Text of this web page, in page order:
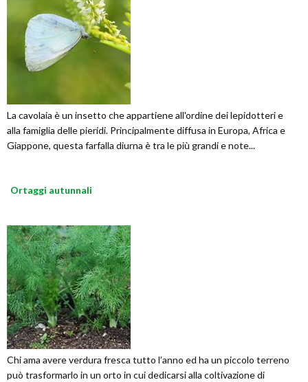
La cavolaia è un insetto che appartiene all'ordine dei lepidotteri e
alla famiglia delle pieridi. Principalmente diffusa in Europa, Africa e
Giappone, questa farfalla diurna è tra le più grandi e note...
Ortaggi autunnali
Chi ama avere verdura fresca tutto l’anno ed ha un piccolo terreno
può trasformarlo in un orto in cui dedicarsi alla coltivazione di